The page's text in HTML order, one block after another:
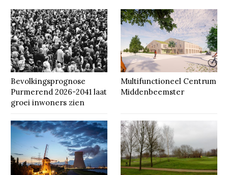
Bevolkingsprognose
Purmerend 2026-2041 laat
groei inwoners zien
Multifunctioneel Centrum
Middenbeemster